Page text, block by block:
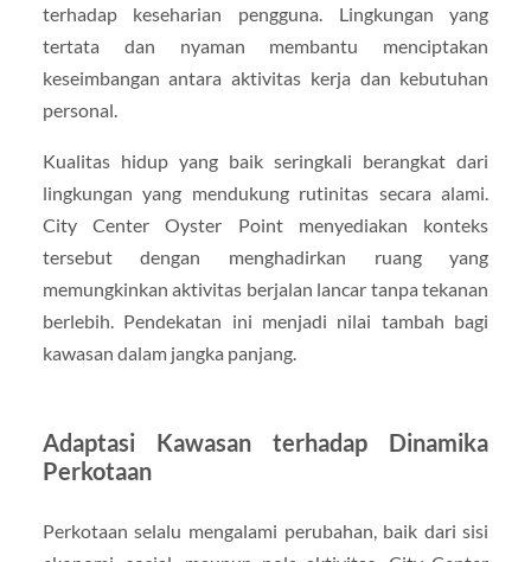
terhadap keseharian pengguna. Lingkungan yang
tertata dan nyaman membantu menciptakan
keseimbangan antara aktivitas kerja dan kebutuhan
personal.
Kualitas hidup yang baik seringkali berangkat dari
lingkungan yang mendukung rutinitas secara alami.
City Center Oyster Point menyediakan konteks
tersebut dengan menghadirkan ruang yang
memungkinkan aktivitas berjalan lancar tanpa tekanan
berlebih. Pendekatan ini menjadi nilai tambah bagi
kawasan dalam jangka panjang.
Adaptasi Kawasan terhadap Dinamika
Perkotaan
Perkotaan selalu mengalami perubahan, baik dari sisi